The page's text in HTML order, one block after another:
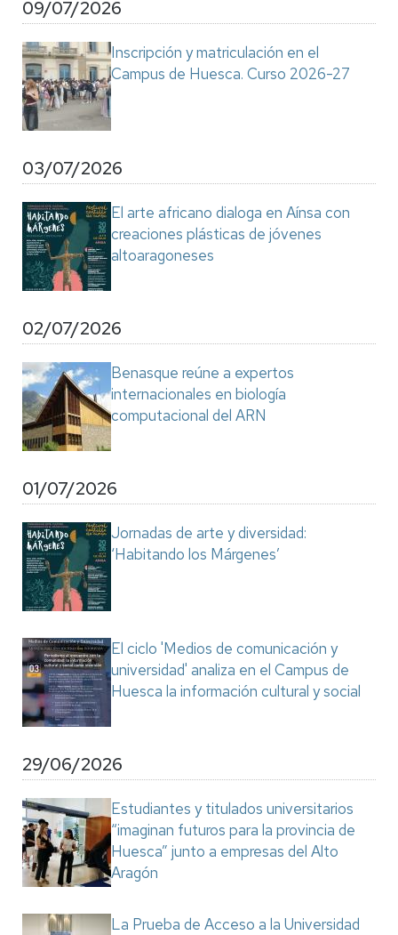
09/07/2026
Inscripción y matriculación en el
Campus de Huesca. Curso 2026-27
03/07/2026
El arte africano dialoga en Aínsa con
creaciones plásticas de jóvenes
altoaragoneses
02/07/2026
Benasque reúne a expertos
internacionales en biología
computacional del ARN
01/07/2026
Jornadas de arte y diversidad:
‘Habitando los Márgenes’
El ciclo 'Medios de comunicación y
universidad' analiza en el Campus de
Huesca la información cultural y social
29/06/2026
Estudiantes y titulados universitarios
“imaginan futuros para la provincia de
Huesca” junto a empresas del Alto
Aragón
La Prueba de Acceso a la Universidad